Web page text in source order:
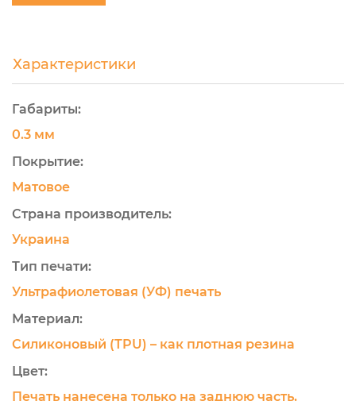
Характеристики
Габариты:
0.3 мм
Покрытие:
Матовое
Страна производитель:
Украина
Тип печати:
Ультрафиолетовая (УФ) печать
Материал:
Силиконовый (TPU) – как плотная резина
Цвет:
Печать нанесена только на заднюю часть,